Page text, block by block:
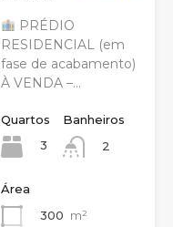
PRÉDIO
RESIDENCIAL (em
fase de acabamento)
À VENDA –…
Quartos
3
Banheiros
2
Área
300 m²